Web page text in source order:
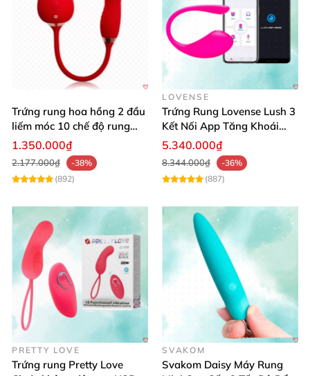
Trứng rung hoa hồng 2 đầu
liếm móc 10 chế độ rung
mạnh mẽ chống nước
1.350.000₫
2.177.000₫
-38%
(892)
LOVENSE
Trứng Rung Lovense Lush 3
Kết Nối App Tăng Khoái
Cảm Toàn Cầu
5.340.000₫
8.344.000₫
-36%
(887)
PRETTY LOVE
Trứng rung Pretty Love
SVAKOM
Svakom Daisy Máy Rung